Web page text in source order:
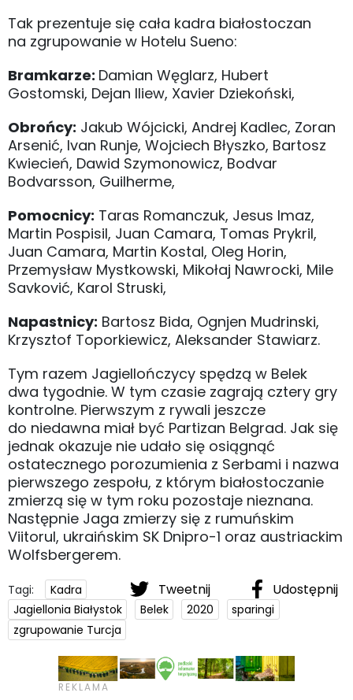
Tak prezentuje się cała kadra białostoczan
na zgrupowanie w Hotelu Sueno:
Bramkarze: Damian Węglarz, Hubert
Gostomski, Dejan Iliew, Xavier Dziekoński,
Obrońcy: Jakub Wójcicki, Andrej Kadlec, Zoran
Arsenić, Ivan Runje, Wojciech Błyszko, Bartosz
Kwiecień, Dawid Szymonowicz, Bodvar
Bodvarsson, Guilherme,
Pomocnicy: Taras Romanczuk, Jesus Imaz,
Martin Pospisil, Juan Camara, Tomas Prykril,
Juan Camara, Martin Kostal, Oleg Horin,
Przemysław Mystkowski, Mikołaj Nawrocki, Mile
Savković, Karol Struski,
Napastnicy: Bartosz Bida, Ognjen Mudrinski,
Krzysztof Toporkiewicz, Aleksander Stawiarz.
Tym razem Jagiellończycy spędzą w Belek
dwa tygodnie. W tym czasie zagrają cztery gry
kontrolne. Pierwszym z rywali jeszcze
do niedawna miał być Partizan Belgrad. Jak się
jednak okazuje nie udało się osiągnąć
ostatecznego porozumienia z Serbami i nazwa
pierwszego zespołu, z którym białostoczanie
zmierzą się w tym roku pozostaje nieznana.
Następnie Jaga zmierzy się z rumuńskim
Viitorul, ukraińskim SK Dnipro-1 oraz austriackim
Wolfsbergerem.
Tweetnij Udostępnij
Tagi:
Kadra
Jagiellonia Białystok
Belek 2020
sparingi
zgrupowanie Turcja